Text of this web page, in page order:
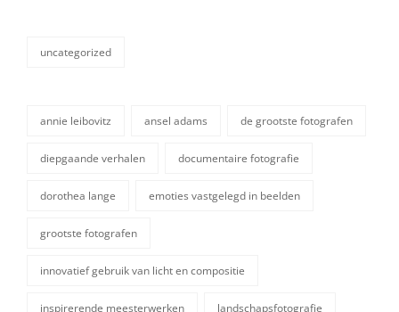
categorieën
uncategorized
annie leibovitz ansel adams de grootste fotografen
diepgaande verhalen documentaire fotografie
dorothea lange emoties vastgelegd in beelden
grootste fotografen
innovatief gebruik van licht en compositie
inspirerende meesterwerken landschapsfotografie